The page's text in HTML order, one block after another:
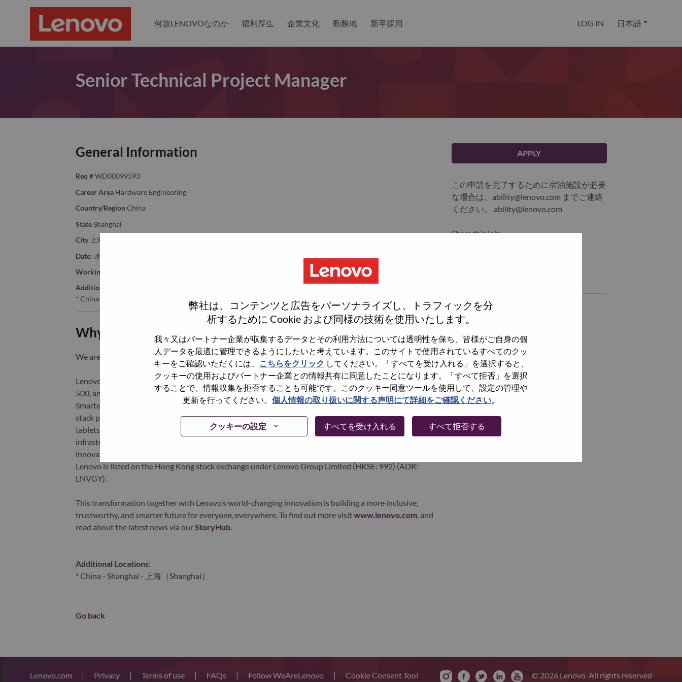
弊社は、コンテンツと広告をパーソナライズし、トラフィックを分
析するために Cookie および同様の技術を使用いたします。
我々又はパートナー企業が収集するデータとその利用方法については透明性を保ち、皆様がご自身の個
人データを最適に管理できるようにしたいと考えています。このサイトで使用されているすべてのクッ
キーをご確認いただくには、
こちらをクリック してください。「すべてを受け入れる」を選択すると、
クッキーの使用およびパートナー企業との情報共有に同意したことになります。「すべて拒否」を選択
することで、情報収集を拒否することも可能です。このクッキー同意ツールを使用して、設定の管理や
更新を行ってください。 個人情報の取り扱いに関する声明にて詳細をご確認ください。
クッキーの設定 すべてを受け入れる すべて拒否する
何故LENOVOなのか 福利厚生 企業文化 勤務地 新卒採用 LOG IN 日本語
Senior Technical Project Manager
General Information
Req # WD00099593
Career Area Hardware Engineering
Country/Region China
State Shanghai
City 上海（Shanghai）
Date: 水曜日, 6月 3, 2026
Working Time:
Additional Locations
* China - Shanghai - 上海（Shanghai）
Why Work at Lenovo
We are Lenovo. We do what we say. We own what we do. We WOW our customers.
Lenovo is a US$83 billion revenue global technology powerhouse, ranked #153 in the Fortune Global
500, and serving millions of customers every day in 180 markets. Focused on a bold vision to deliver
Smarter Technology for All, Lenovo has built on its success as the world’s largest PC company with a full-
stack portfolio of AI-enabled, AI-ready, and AI-optimized devices (PCs, workstations, smartphones,
tablets), infrastructure (server, storage, edge, high performance computing and software defined
infrastructure), software, solutions, and services. Lenovo’s continued investment in world-changing
innovation is building a more equitable, trustworthy, and smarter future for everyone, everywhere.
Lenovo is listed on the Hong Kong stock exchange under Lenovo Group Limited (HKSE: 992) (ADR:
LNVGY).
This transformation together with Lenovo’s world-changing innovation is building a more inclusive,
trustworthy, and smarter future for everyone, everywhere. To find out more visitwww.lenovo.com, and
read about the latest news via ourStoryHub.
Additional Locations:
* China - Shanghai - 上海（Shanghai）
Go back
APPLY
この申請を完了するために宿泊施設が必要
な場合は、ability@lenovo.com までご連絡
ください。 ability@lenovo.com
Share this job:
智能座舱软件SQA
上海（Shanghai）, Shanghai, China,
Security & Privacy Engineer
上海（Shanghai）, Shanghai, China,
智驾域控制器硬件工程师
上海（Shanghai）, Shanghai, China,
智能座舱多语言专家
上海（Shanghai）, Shanghai, China,
Lenovo.com | Privacy | Terms of use | FAQs | Follow WeAreLenovo | Cookie Consent Tool © 2026 Lenovo. All rights reserved